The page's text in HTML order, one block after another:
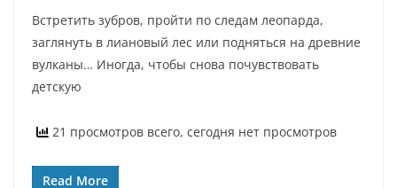
Встретить зубров, пройти по следам леопарда,
заглянуть в лиановый лес или подняться на древние
вулканы… Иногда, чтобы снова почувствовать
детскую
21 просмотров всего, сегодня нет просмотров
Read More